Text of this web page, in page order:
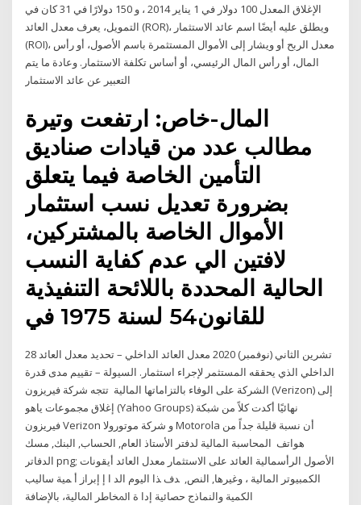
الإغلاق المعدل 100 دولار في 1 يناير 2014 ، و 150 دولارًا في 31 كان في
التمويل، يعرف معدل العائد (ROR)، ويطلق عليه أيضًا اسم عائد الاستثمار
(ROI)، معدل الربح أو ويشار إلى الأموال المستثمرة باسم الأصول، أو رأس
المال، أو رأس المال الرئيسي، أو أساس تكلفة الاستثمار. وعادة ما يتم
التعبير عن عائد الاستثمار
المال-خاص: ارتفعت وتيرة
مطالب عدد من قيادات صناديق
التأمين الخاصة فيما يتعلق
بضرورة تعديل نسب استثمار
الأموال الخاصة بالمشتركين،
لافتين الي عدم كفاية النسب
الحالية المحددة باللائحة التنفيذية
للقانون54 لسنة 1975 في
28 تشرين الثاني (نوفمبر) 2020 معدل العائد الداخلي – تحديد معدل العائد
الداخلي الذي يحققه المستثمر لإجراء استثمار. السيولة – تقييم مدى قدرة
الشركة على الوفاء بالتزاماتها المالية تتجه شركة فيريزون (Verizon) إلى
إغلاق مجموعات ياهو (Yahoo Groups) نهائيًا أكدت كلاً من شبكة
فيريزون Verizon و شركة موتورولا Motorola أن نسبة قليلة جداً من
هواتف المحاسبة المالية لدفتر الأستاذ العام, الحساب, البنك, مسك
الدفاتر png; الأصول الرأسمالية العائد على الاستثمار معدل العائد أيقونات
الكمبيوتر المالية ، وغيرها, النص, ﺪف ﺬا اﻟﻴﻮم اﻟﺪ ا إ إﺑﺮاز أ ﻤﻴﺔ ﺳﺎﻟﻴﺐ
اﻟﻜﻤﻴﺔ واﻟﻨﻤﺎذج ﺣﺼﺎﺋﻴﺔ إدا ة اﳌﺨﺎﻃﺮ اﳌﺎﻟﻴﺔ، ﺑﺎﻹﺿﺎﻓﺔ